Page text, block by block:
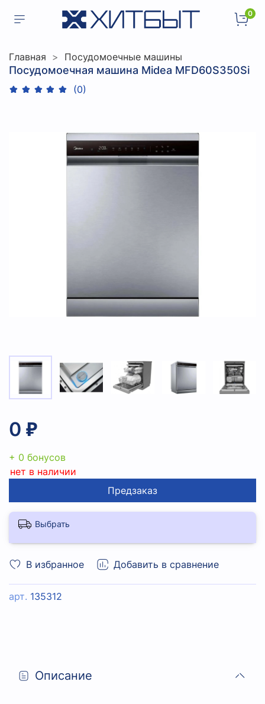
0
Главная Посудомоечные машины
Посудомоечная машина Midea MFD60S350Si
(0)
В избранное Добавить в сравнение
арт. 135312
0 ₽
+ 0 бонусов
нет в наличии
Предзаказ
Выбрать
Описание